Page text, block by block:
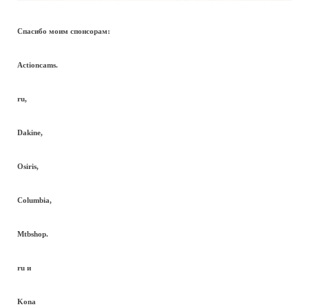
Спасибо моим спонсорам:
Actioncams.
ru,
Dakine,
Osiris,
Columbia,
Mtbshop.
ru и
Kona